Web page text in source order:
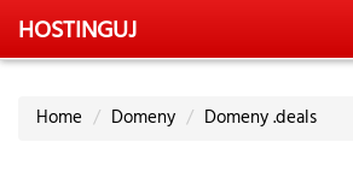
HOSTINGUJ
Home Domeny Domeny .deals